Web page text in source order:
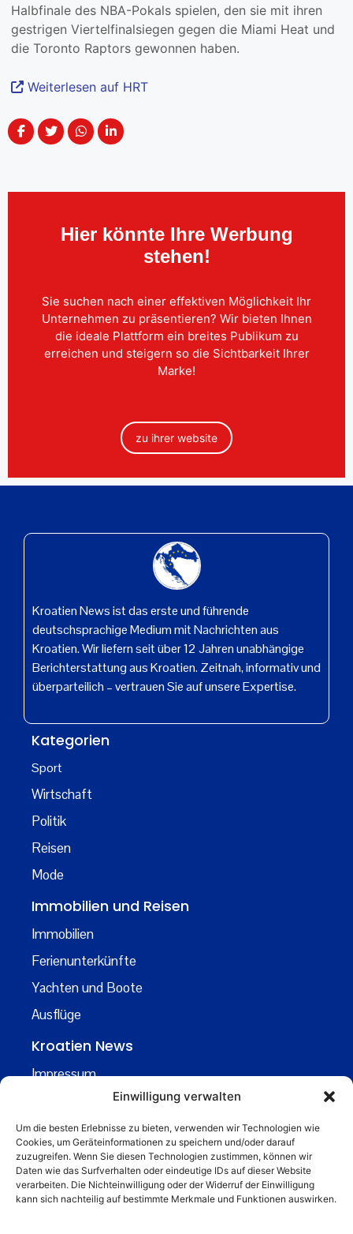
Einwilligung verwalten
Um die besten Erlebnisse zu bieten, verwenden wir Technologien wie
Cookies, um Geräteinformationen zu speichern und/oder darauf
zuzugreifen. Wenn Sie diesen Technologien zustimmen, können wir
Daten wie das Surfverhalten oder eindeutige IDs auf dieser Website
verarbeiten. Die Nichteinwilligung oder der Widerruf der Einwilligung
kann sich nachteilig auf bestimmte Merkmale und Funktionen auswirken.
Halbfinale des NBA-Pokals spielen, den sie mit ihren
gestrigen Viertelfinalsiegen gegen die Miami Heat und
die Toronto Raptors gewonnen haben.
Weiterlesen auf HRT
Hier könnte Ihre Werbung
stehen!
Sie suchen nach einer effektiven Möglichkeit Ihr
Unternehmen zu präsentieren? Wir bieten Ihnen
die ideale Plattform ein breites Publikum zu
erreichen und steigern so die Sichtbarkeit Ihrer
Marke!
zu ihrer website
Kroatien News ist das erste und führende
deutschsprachige Medium mit Nachrichten aus
Kroatien. Wir liefern seit über 12 Jahren unabhängige
Berichterstattung aus Kroatien. Zeitnah, informativ und
überparteilich – vertrauen Sie auf unsere Expertise.
Kategorien
Sport
Wirtschaft
Politik
Reisen
Mode
Immobilien und Reisen
Immobilien
Ferienunterkünfte
Yachten und Boote
Ausflüge
Kroatien News
Impressum
Kontakt
Über uns
Business